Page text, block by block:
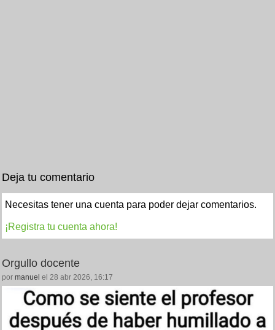
Deja tu comentario
Necesitas tener una cuenta para poder dejar comentarios.
¡Registra tu cuenta ahora!
Orgullo docente
por manuel el 28 abr 2026, 16:17